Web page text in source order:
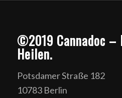
©2019 Cannadoc
Heilen.
Potsdamer Straße 182
10783 Berlin